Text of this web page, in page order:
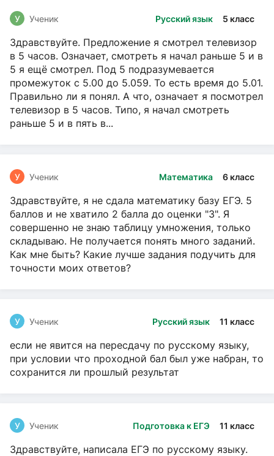
Русский язык 5 класс
У Ученик
Здравствуйте. Предложение я смотрел телевизор
в 5 часов. Означает, смотреть я начал раньше 5 и в
5 я ещё смотрел. Под 5 подразумевается
промежуток с 5.00 до 5.059. То есть время до 5.01.
Правильно ли я понял. А что, означает я посмотрел
телевизор в 5 часов. Типо, я начал смотреть
раньше 5 и в пять в...
Математика 6 класс
У Ученик
Здравствуйте, я не сдала математику базу ЕГЭ. 5
баллов и не хватило 2 балла до оценки "3". Я
совершенно не знаю таблицу умножения, только
складываю. Не получается понять много заданий.
Как мне быть? Какие лучше задания подучить для
точности моих ответов?
Русский язык 11 класс
У Ученик
если не явится на пересдачу по русскому языку,
при условии что проходной бал был уже набран, то
сохранится ли прошлый результат
Подготовка к ЕГЭ 11 класс
У Ученик
Здравствуйте, написала ЕГЭ по русскому языку.